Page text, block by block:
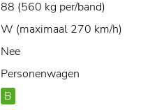
88 (560 kg per/band)
W (maximaal 270 km/h)
Nee
Personenwagen
B